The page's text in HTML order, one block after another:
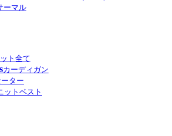
ーマル
ト全て
カーディガン
ーター
ットベスト